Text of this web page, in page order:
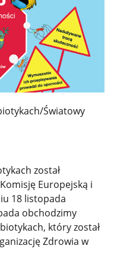
Światowy
został
Europejską i
18 listopada
obchodzimy
który został
Zdrowia w